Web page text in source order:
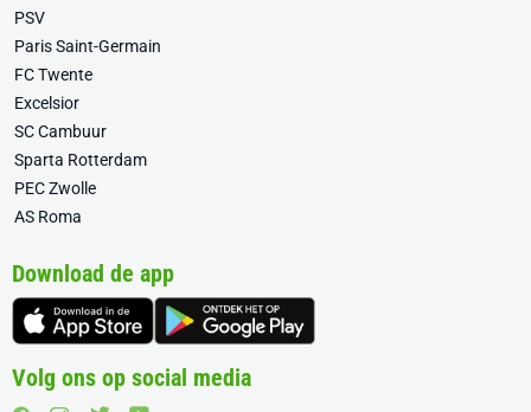
PSV
Paris Saint-Germain
FC Twente
Excelsior
SC Cambuur
Sparta Rotterdam
PEC Zwolle
AS Roma
Download de app
Volg ons op social media